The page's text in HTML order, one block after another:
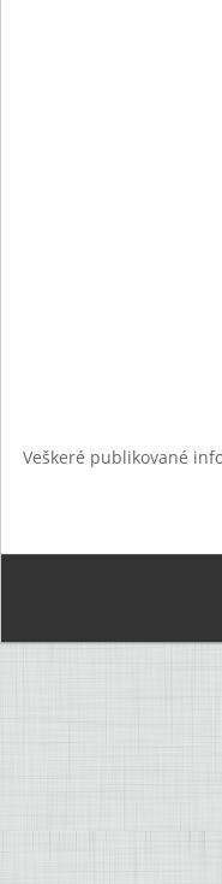
Veškeré publikované